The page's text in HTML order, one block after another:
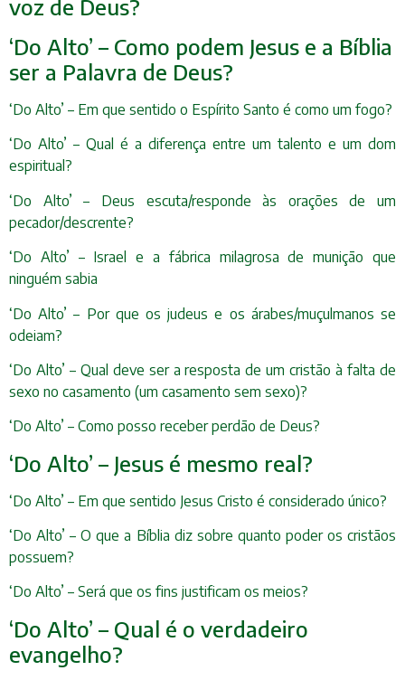
voz de Deus?
‘Do Alto’ – Como podem Jesus e a Bíblia
ser a Palavra de Deus?
‘Do Alto’ – Em que sentido o Espírito Santo é como um fogo?
‘Do Alto’ – Qual é a diferença entre um talento e um dom
espiritual?
‘Do Alto’ – Deus escuta/responde às orações de um
pecador/descrente?
‘Do Alto’ – Israel e a fábrica milagrosa de munição que
ninguém sabia
‘Do Alto’ – Por que os judeus e os árabes/muçulmanos se
odeiam?
‘Do Alto’ – Qual deve ser a resposta de um cristão à falta de
sexo no casamento (um casamento sem sexo)?
‘Do Alto’ – Como posso receber perdão de Deus?
‘Do Alto’ – Jesus é mesmo real?
‘Do Alto’ – Em que sentido Jesus Cristo é considerado único?
‘Do Alto’ – O que a Bíblia diz sobre quanto poder os cristãos
possuem?
‘Do Alto’ – Será que os fins justificam os meios?
‘Do Alto’ – Qual é o verdadeiro
evangelho?